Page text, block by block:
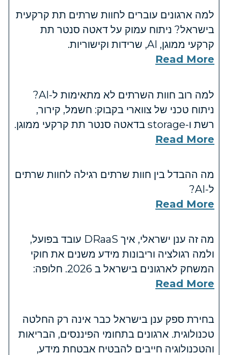
למה ארגונים עוברים לחוות שרתים תת קרקעית
בישראל? ניתוח עמוק על דאטה סנטר תת
קרקעי ממוגן, AI, שרידות וקישוריות.
Read More
למה רוב חוות השרתים לא מתאימות ל-AI?
ניתוח טכני של צווארי בקבוק: חשמל, קירור,
רשת ו-storage בדאטה סנטר תת קרקעי ממוגן.
Read More
מה ההבדל בין חוות שרתים רגילה לחוות שרתים
ל-AI?
Read More
מה זה ענן ישראלי, איך DRaaS עובד בפועל,
ולמה רגולציה וריבונות מידע משנים את חוקי
המשחק לארגונים בישראל ב 2026. חלופה:
Read More
בחירת ספק ענן בישראל כבר אינה רק החלטה
טכנולוגית. ארגונים בתחומי הפיננסים, הבריאות
והטכנולוגיה חייבים להבטיח אבטחת מידע,